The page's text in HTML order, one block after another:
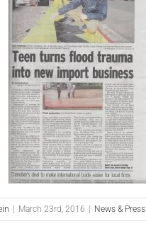
| March 23rd, 2016 | News & Press